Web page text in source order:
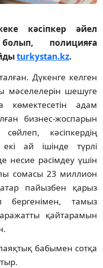
кәсіпкер әйел
полицияға
turkystan.kz.
Дүкенге келген
мәселелерін шешуге
көмектесетін адам
бизнес-жоспарын
кәсіпкердің
екі ай ішінде түрлі
несие рәсімдеу үшін
сомасы 23 миллион
пайызбен қарыз
бергенімен, тамыз
қайтарамын
бабымен сотқа